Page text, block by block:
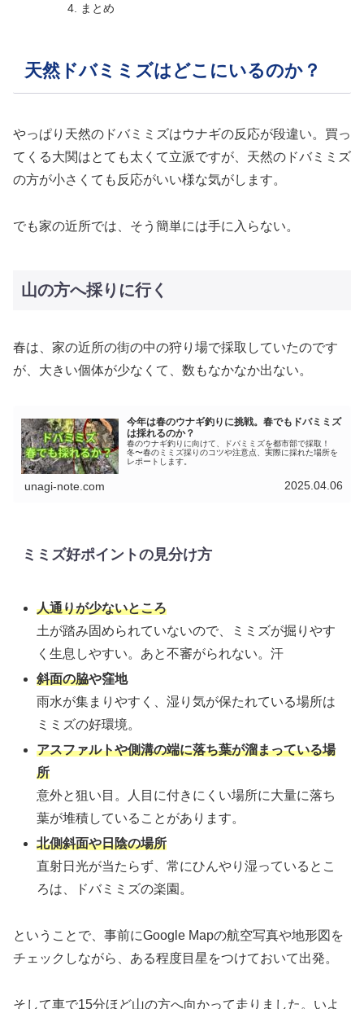
まとめ
天然ドバミミズはどこにいるのか？
やっぱり天然のドバミミズはウナギの反応が段違い。買っ
てくる大関はとても太くて立派ですが、天然のドバミミズ
の方が小さくても反応がいい様な気がします。
でも家の近所では、そう簡単には手に入らない。
山の方へ採りに行く
春は、家の近所の街の中の狩り場で採取していたのです
が、大きい個体が少なくて、数もなかなか出ない。
今年は春のウナギ釣りに挑戦。春でもドバミミズ
は採れるのか？
春のウナギ釣りに向けて、ドバミミズを都市部で採取！
冬〜春のミミズ採りのコツや注意点、実際に採れた場所を
レポートします。
unagi-note.com 2025.04.06
ミミズ好ポイントの見分け方
人通りが少ないところ
土が踏み固められていないので、ミミズが掘りやす
く生息しやすい。あと不審がられない。汗
斜面の脇や窪地
雨水が集まりやすく、湿り気が保たれている場所は
ミミズの好環境。
アスファルトや側溝の端に落ち葉が溜まっている場
所
意外と狙い目。人目に付きにくい場所に大量に落ち
葉が堆積していることがあります。
北側斜面や日陰の場所
直射日光が当たらず、常にひんやり湿っているとこ
ろは、ドバミミズの楽園。
ということで、事前にGoogle Mapの航空写真や地形図を
チェックしながら、ある程度目星をつけておいて出発。
そして車で15分ほど山の方へ向かって走りました。いよ